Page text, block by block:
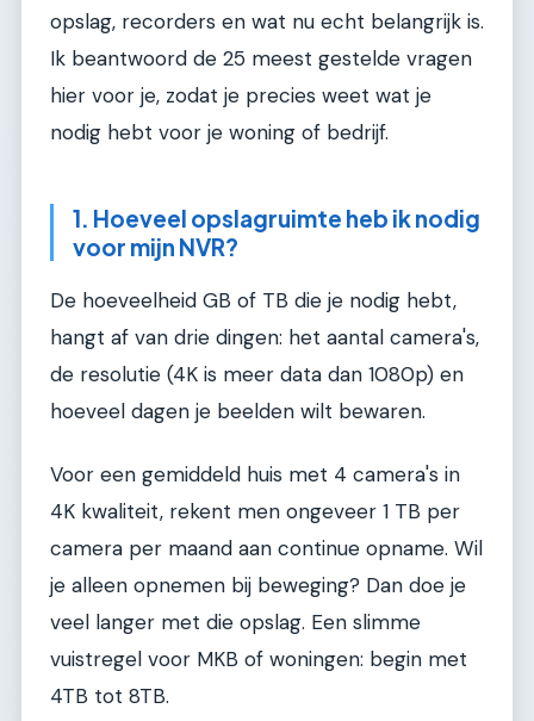
opslag, recorders en wat nu echt belangrijk is.
Ik beantwoord de 25 meest gestelde vragen
hier voor je, zodat je precies weet wat je
nodig hebt voor je woning of bedrijf.
1. Hoeveel opslagruimte heb ik nodig
voor mijn NVR?
De hoeveelheid GB of TB die je nodig hebt,
hangt af van drie dingen: het aantal camera's,
de resolutie (4K is meer data dan 1080p) en
hoeveel dagen je beelden wilt bewaren.
Voor een gemiddeld huis met 4 camera's in
4K kwaliteit, rekent men ongeveer 1 TB per
camera per maand aan continue opname. Wil
je alleen opnemen bij beweging? Dan doe je
veel langer met die opslag. Een slimme
vuistregel voor MKB of woningen: begin met
4TB tot 8TB.